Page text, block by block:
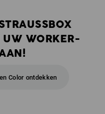
WORKER-
Color ontdekken